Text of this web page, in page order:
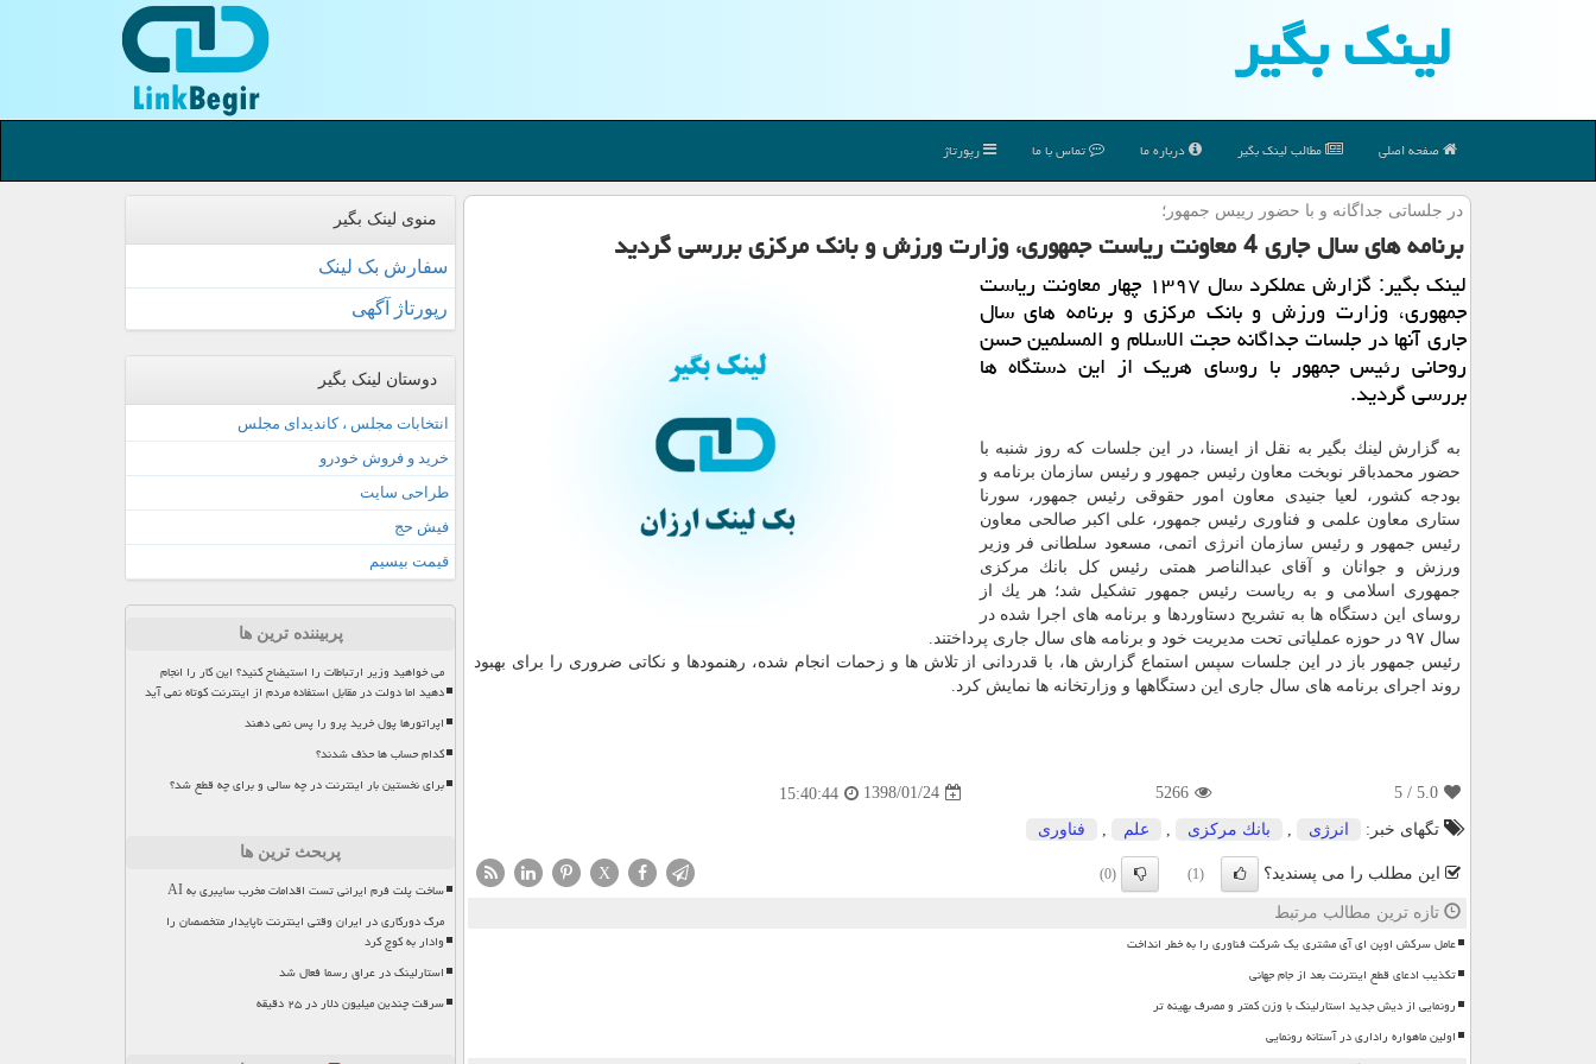
لینك بگیر
صفحه اصلی مطالب لینك بگیر درباره ما تماس با ما رپورتاژ
در جلساتی جداگانه و با حضور رییس جمهور؛
برنامه های سال جاری 4 معاونت ریاست جمهوری، وزارت ورزش و بانك مركزی بررسی گردید
لینك بگیر: گزارش عملكرد سال ۱۳۹۷ چهار معاونت ریاست
جمهوری، وزارت ورزش و بانك مركزی و برنامه های سال
جاری آنها در جلسات جداگانه حجت الاسلام و المسلمین حسن
روحانی رئیس جمهور با روسای هریك از این دستگاه ها
بررسی گردید.
به گزارش لینك بگیر به نقل از ایسنا، در این جلسات كه روز شنبه با
حضور محمدباقر نوبخت معاون رئیس جمهور و رئیس سازمان برنامه و
بودجه كشور، لعیا جنیدی معاون امور حقوقی رئیس جمهور، سورنا
ستاری معاون علمی و فناوری رئیس جمهور، علی اكبر صالحی معاون
رئیس جمهور و رئیس سازمان انرژی اتمی، مسعود سلطانی فر وزیر
ورزش و جوانان و آقای عبدالناصر همتی رئیس كل بانك مركزی
جمهوری اسلامی و به ریاست رئیس جمهور تشكیل شد؛ هر یك از
روسای این دستگاه ها به تشریح دستاوردها و برنامه های اجرا شده در
سال ۹۷ در حوزه عملیاتی تحت مدیریت خود و برنامه های سال جاری پرداختند.
رئیس جمهور باز در این جلسات سپس استماع گزارش ها، با قدردانی از تلاش ها و زحمات انجام شده، رهنمودها و نكاتی ضروری را برای بهبود
روند اجرای برنامه های سال جاری این دستگاهها و وزارتخانه ها نمایش كرد.
5.0
/ 5
5266
1398/01/24
15:40:44
تگهای خبر:
انرژی بانك مركزی علم فناوری
این مطلب را می پسندید؟ (1)
(0)
X
تازه ترین مطالب مرتبط
عامل سرکش اوپن ای آی مشتری یک شرکت فناوری را به خطر انداخت
تکذیب ادعای قطع اینترنت بعد از جام جهانی
رونمایی از دیش جدید استارلینک با وزن کمتر و مصرف بهینه تر
اولین ماهواره راداری در آستانه رونمایی
منوی لینک بگیر
سفارش بک لینک
رپورتاژ آگهی
دوستان لینک بگیر
انتخابات مجلس ، کاندیدای مجلس
خرید و فروش خودرو
طراحی سایت
فیش حج
قیمت بیسیم
پربیننده ترین ها
می خواهید وزیر ارتباطات را استیضاح کنید؟ این کار را انجام
دهید اما دولت در مقابل استفاده مردم از اینترنت کوتاه نمی آید
اپراتورها پول خرید پرو را پس نمی دهند
کدام حساب ها حذف شدند؟
برای نخستین بار اینترنت در چه سالی و برای چه قطع شد؟
پربحث ترین ها
ساخت پلت فرم ایرانی تست اقدامات مخرب سایبری به AI
مرگ دورکاری در ایران وقتی اینترنت ناپایدار متخصصان را
وادار به کوچ کرد
استارلینک در عراق رسما فعال شد
سرقت چندین میلیون دلار در ۲۵ دقیقه